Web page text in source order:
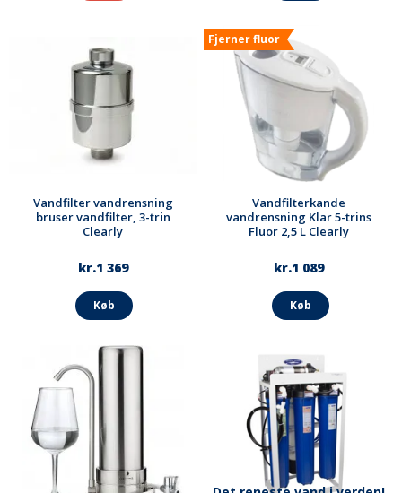
Vandfilter vandrensning
bruser vandfilter, 3-trin
Clearly
kr.1 369
Køb
Fjerner fluor
Vandfilterkande
vandrensning Klar 5-trins
Fluor 2,5 L Clearly
kr.1 089
Køb